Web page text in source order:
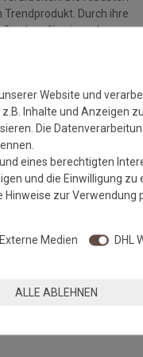
Durch ihre
für ein
Website und
Inhalte und Anzeigen
Die
eines berechtigten
und die Einwilligung
Hinweise zur Verwendung
Externe Medien DHL
ALLE ABLEHNEN